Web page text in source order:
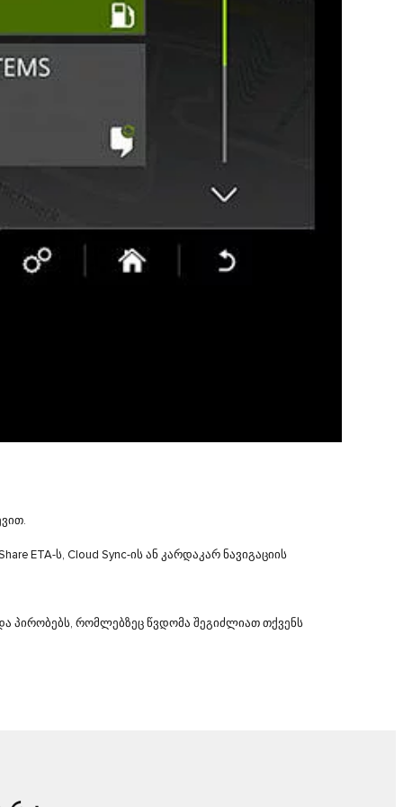
ETA-ს, Cloud Sync-ის ან კარდაკარ ნავიგაციის
პირობებს, რომლებზეც წვდომა შეგიძლიათ თქვენს